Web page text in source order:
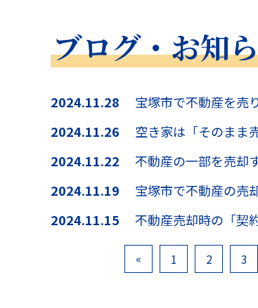
ブログ・お知
2024.11.28
宝塚市で不動産を売
2024.11.26
空き家は「そのまま
2024.11.22
不動産の一部を売却
2024.11.19
宝塚市で不動産の売
2024.11.15
不動産売却時の「契
« 1 2 3